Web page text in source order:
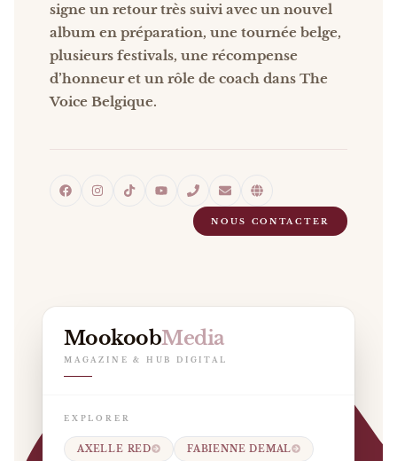
signe un retour très suivi avec un nouvel
album en préparation, une tournée belge,
plusieurs festivals, une récompense
d’honneur et un rôle de coach dans The
Voice Belgique.
NOUS CONTACTER
MookoobMedia
MAGAZINE & HUB DIGITAL
EXPLORER
AXELLE RED FABIENNE DEMAL